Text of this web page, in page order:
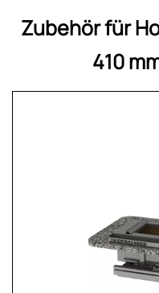
Zubehör für
410